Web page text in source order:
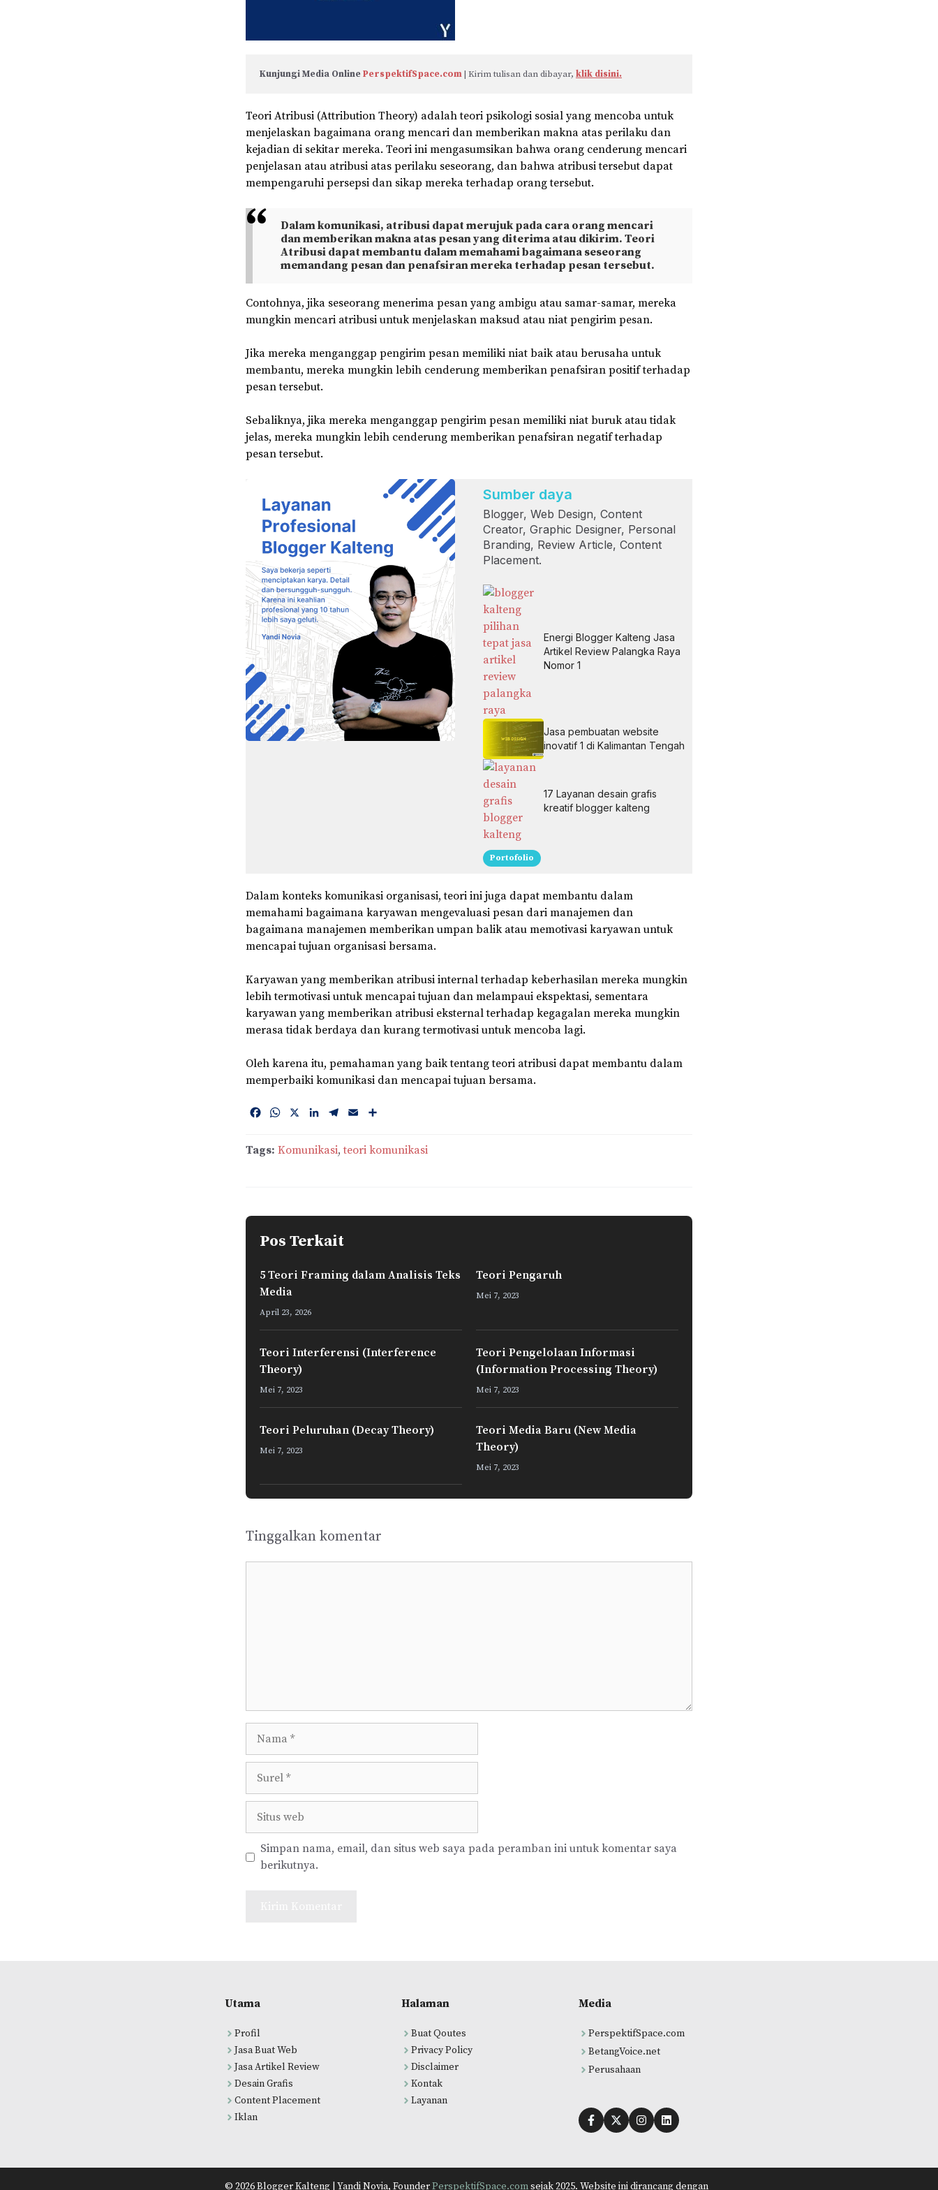
Kunjungi Media Online PerspektifSpace.com | Kirim tulisan dan dibayar, klik disini.
Teori Atribusi (Attribution Theory) adalah teori psikologi sosial yang mencoba untuk
menjelaskan bagaimana orang mencari dan memberikan makna atas perilaku dan
kejadian di sekitar mereka. Teori ini mengasumsikan bahwa orang cenderung mencari
penjelasan atau atribusi atas perilaku seseorang, dan bahwa atribusi tersebut dapat
mempengaruhi persepsi dan sikap mereka terhadap orang tersebut.
Dalam komunikasi, atribusi dapat merujuk pada cara orang mencari
dan memberikan makna atas pesan yang diterima atau dikirim. Teori
Atribusi dapat membantu dalam memahami bagaimana seseorang
memandang pesan dan penafsiran mereka terhadap pesan tersebut.
Contohnya, jika seseorang menerima pesan yang ambigu atau samar-samar, mereka
mungkin mencari atribusi untuk menjelaskan maksud atau niat pengirim pesan.
Jika mereka menganggap pengirim pesan memiliki niat baik atau berusaha untuk
membantu, mereka mungkin lebih cenderung memberikan penafsiran positif terhadap
pesan tersebut.
Sebaliknya, jika mereka menganggap pengirim pesan memiliki niat buruk atau tidak
jelas, mereka mungkin lebih cenderung memberikan penafsiran negatif terhadap
pesan tersebut.
Sumber daya
Blogger, Web Design, Content
Creator, Graphic Designer, Personal
Branding, Review Article, Content
Placement.
Energi Blogger Kalteng Jasa
Artikel Review Palangka Raya
Nomor 1
Jasa pembuatan website
inovatif 1 di Kalimantan Tengah
17 Layanan desain grafis
kreatif blogger kalteng
Portofolio
Dalam konteks komunikasi organisasi, teori ini juga dapat membantu dalam
memahami bagaimana karyawan mengevaluasi pesan dari manajemen dan
bagaimana manajemen memberikan umpan balik atau memotivasi karyawan untuk
mencapai tujuan organisasi bersama.
Karyawan yang memberikan atribusi internal terhadap keberhasilan mereka mungkin
lebih termotivasi untuk mencapai tujuan dan melampaui ekspektasi, sementara
karyawan yang memberikan atribusi eksternal terhadap kegagalan mereka mungkin
merasa tidak berdaya dan kurang termotivasi untuk mencoba lagi.
Oleh karena itu, pemahaman yang baik tentang teori atribusi dapat membantu dalam
memperbaiki komunikasi dan mencapai tujuan bersama.
e
W
t
k
e
i
r
Tags: Komunikasi, teori komunikasi
Pos Terkait
5 Teori Framing dalam Analisis Teks
Media
April 23, 2026
Teori Pengaruh
Mei 7, 2023
Teori Interferensi (Interference
Theory)
Mei 7, 2023
Teori Pengelolaan Informasi
(Information Processing Theory)
Mei 7, 2023
Teori Peluruhan (Decay Theory)
Mei 7, 2023
Teori Media Baru (New Media
Theory)
Mei 7, 2023
Tinggalkan komentar
Situs
Simpan nama, email, dan situs web saya pada peramban ini untuk komentar saya
berikutnya.
Utama
Profil
Jasa Buat Web
Jasa Artikel Review
Desain Grafis
Content Placement
Iklan
Halaman
Buat Qoutes
Privacy Policy
Disclaimer
Kontak
Layanan
Media
PerspektifSpace.com
BetangVoice.net
Perusahaan
© 2026 Blogger Kalteng | Yandi Novia, FounderPerspektifSpace.comsejak 2025. Website ini dirancang dengan